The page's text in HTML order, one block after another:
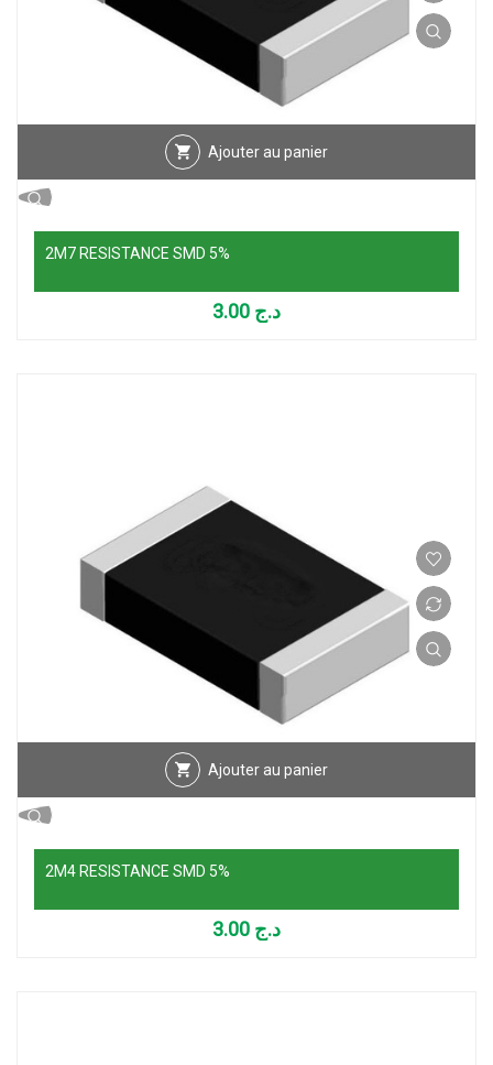
Ajouter au panier
2M7 RESISTANCE SMD 5%
د.ج
Ajouter au panier
2M4 RESISTANCE SMD 5%
د.ج